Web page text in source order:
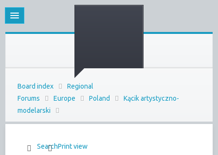
Board index
Regional
Forums
Europe Poland
Kącik artystyczno-
modelarski
SearchPrint view